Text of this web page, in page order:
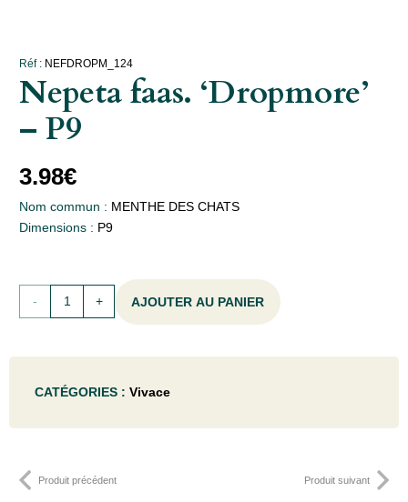
Réf : NEFDROPM_124
Nepeta faas. ‘Dropmore’
– P9
3.98€
Nom commun : MENTHE DES CHATS
Dimensions : P9
quantité
faas.
'Dropmore'
AJOUTER AU PANIER
CATÉGORIES : Vivace
Produit précédent Produit suivant